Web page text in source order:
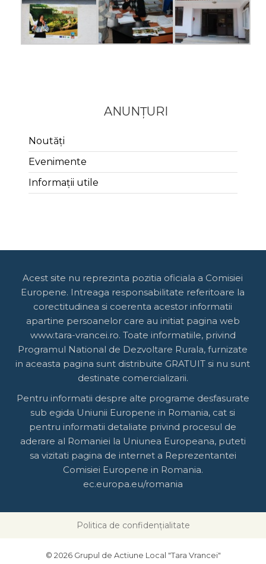
ANUNȚURI
Noutăți
Evenimente
Informații utile
Acest site nu reprezinta pozitia oficiala a Comisiei
Europene. Intreaga responsabilitate referitoare la
corectitudinea si coerenta acestor informatii
apartine persoanelor care au initiat pagina web
www.tara-vrancei.ro. Toate informatiile, privind
Programul National de Dezvoltare Rurala, furnizate
in aceasta pagina sunt distribuite GRATUIT si nu sunt
destinate comercializarii.
Pentru informatii despre alte programe desfasurate
sub egida Uniunii Europene in Romania, cat si
pentru informatii detaliate privind procesul de
aderare al Romaniei la Uniunea Europeana, puteti
sa vizitati pagina de internet a Reprezentantei
Comisiei Europene in Romania.
ec.europa.eu/romania
Politica de confidențialitate
© 2026 Grupul de Actiune Local "Tara Vrancei"